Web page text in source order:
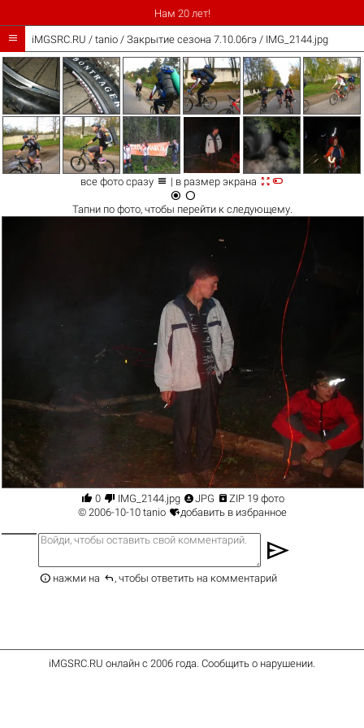
Нам 20 лет!
 iMGSRC.RU / tanio/ Закрытие сезона 7.10.06гэ / IMG_2144.jpg
все фото сразу  | в размер экрана 
 
Тапни по фото, чтобы перейти к следующему.
 0  IMG_2144.jpg JPG  ZIP 19 фото
© 2006-10-10 tanio добавить в избранное
send
 нажми на  , чтобы ответить на комментарий
iMGSRC.RU онлайн с 2006 года Сообщить о нарушении